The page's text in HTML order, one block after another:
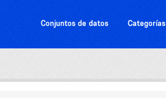
Conjuntos de datos Categorías